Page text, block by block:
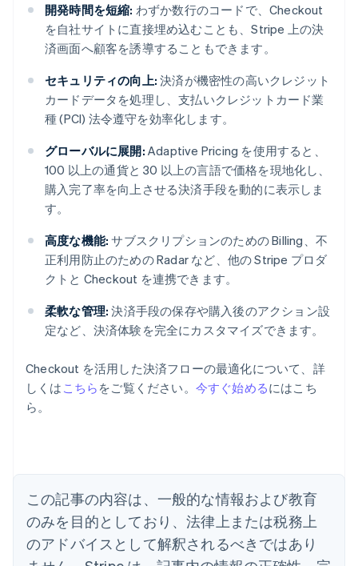
開発時間を短縮: わずか数行のコードで、Checkout
を自社サイトに直接埋め込むことも、Stripe 上の決
済画面へ顧客を誘導することもできます。
セキュリティの向上: 決済が機密性の高いクレジット
カードデータを処理し、支払いクレジットカード業
種 (PCI) 法令遵守を効率化します。
グローバルに展開: Adaptive Pricing を使用すると、
100 以上の通貨と 30 以上の言語で価格を現地化し、
購入完了率を向上させる決済手段を動的に表示しま
す。
高度な機能: サブスクリプションのための Billing、不
正利用防止のための Radar など、他の Stripe プロダ
クトと Checkout を連携できます。
柔軟な管理: 決済手段の保存や購入後のアクション設
定など、決済体験を完全にカスタマイズできます。
Checkout を活用した決済フローの最適化について、詳
しくは こちら をご覧ください。 今すぐ始めるにはこち
ら。
この記事の内容は、一般的な情報および教育
のみを目的としており、法律上または税務上
のアドバイスとして解釈されるべきではあり
English
イギリス
English
イタリア
Italiano English